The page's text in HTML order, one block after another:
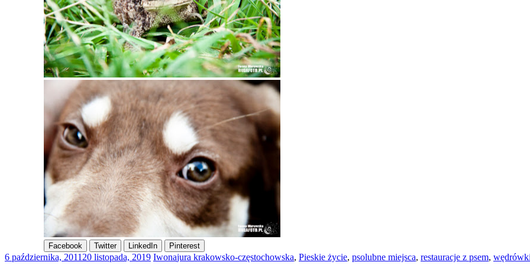
Facebook Twitter LinkedIn Pinterest
6 października, 2011 20 listopada, 2019 Iwonajura krakowsko-częstochowska, Pieskie życie, psolubne miejsca, restauracje z psem,